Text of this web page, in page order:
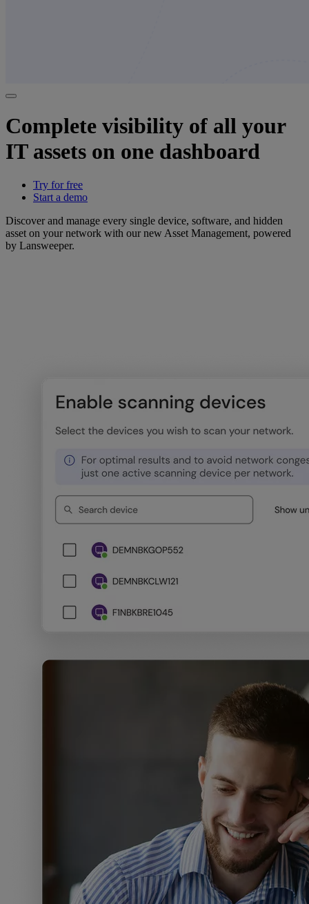
Complete visibility of all your
IT assets on one dashboard
Try for free
Start a demo
Discover and manage every single device, software, and hidden
asset on your network with our new Asset Management, powered
by Lansweeper.